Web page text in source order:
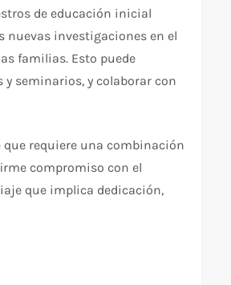
de educación inicial
nuevas investigaciones en el
familias. Esto puede
seminarios, y colaborar con
requiere una combinación
compromiso con el
que implica dedicación,